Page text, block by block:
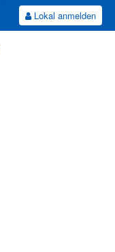
Lokal anmelden